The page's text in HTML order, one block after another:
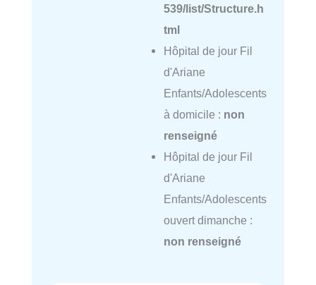
539/list/Structure.h
tml
Hôpital de jour Fil
d'Ariane
Enfants/Adolescents
à domicile : non
renseigné
Hôpital de jour Fil
d'Ariane
Enfants/Adolescents
ouvert dimanche :
non renseigné